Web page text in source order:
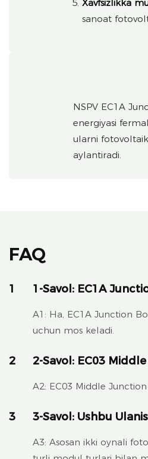
Xavfsizlikka
sanoat
NSPV EC1A
energiyasi
ularni
aylantiradi.
FAQ
1 1-Savol: EC1A
A1: Ha, EC1A Junction
uchun mos keladi.
2 2-Savol: EC03
A2: EC03 Middle
3 3-Savol: Ushbu
A3: Asosan ikki oynali